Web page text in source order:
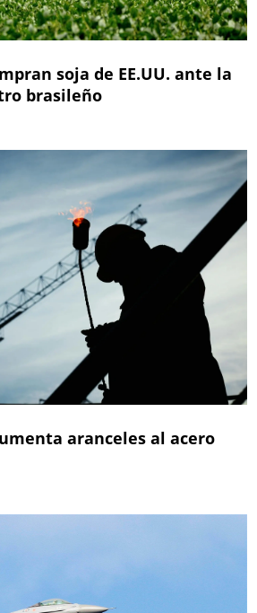
soja de EE.UU. ante la
brasileño
aranceles al acero